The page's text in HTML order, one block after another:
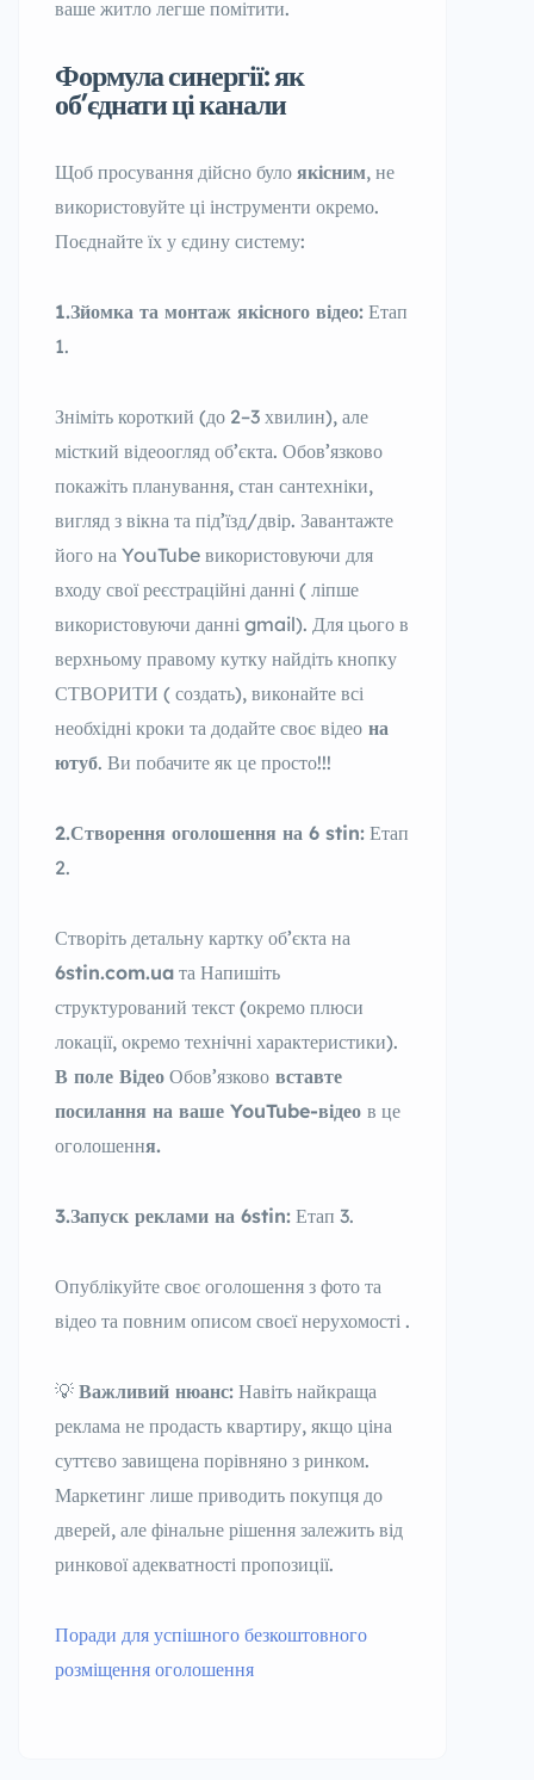
ваше житло легше помітити.
Формула синергії: як
об’єднати ці канали
Щоб просування дійсно було якісним, не
використовуйте ці інструменти окремо.
Поєднайте їх у єдину систему:
1.Зйомка та монтаж якісного відео: Етап
1.
Зніміть короткий (до 2–3 хвилин), але
місткий відеоогляд об’єкта. Обов’язково
покажіть планування, стан сантехніки,
вигляд з вікна та під’їзд/двір. Завантажте
його на YouTube використовуючи для
входу свої реєстраційні данні ( ліпше
використовуючи данні gmail). Для цього в
верхньому правому кутку найдіть кнопку
СТВОРИТИ ( создать), виконайте всі
необхідні кроки та додайте своє відео на
ютуб. Ви побачите як це просто!!!
2.Створення оголошення на 6 stin: Етап
2.
Створіть детальну картку об’єкта на
6stin.com.ua та Напишіть
структурований текст (окремо плюси
локації, окремо технічні характеристики).
В поле Відео Обов’язково вставте
посилання на ваше YouTube-відео в це
оголошення.
3.Запуск реклами на 6stin: Етап 3.
Опублікуйте своє оголошення з фото та
відео та повним описом своєї нерухомості .
💡 Важливий нюанс: Навіть найкраща
реклама не продасть квартиру, якщо ціна
суттєво завищена порівняно з ринком.
Маркетинг лише приводить покупця до
дверей, але фінальне рішення залежить від
ринкової адекватності пропозиції.
Поради для успішного безкоштовного
розміщення оголошення